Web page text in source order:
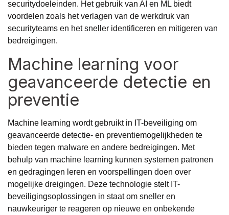
securitydoeleinden. Het gebruik van AI en ML biedt
voordelen zoals het verlagen van de werkdruk van
securityteams en het sneller identificeren en mitigeren van
bedreigingen.
Machine learning voor
geavanceerde detectie en
preventie
Machine learning wordt gebruikt in IT-beveiliging om
geavanceerde detectie- en preventiemogelijkheden te
bieden tegen malware en andere bedreigingen. Met
behulp van machine learning kunnen systemen patronen
en gedragingen leren en voorspellingen doen over
mogelijke dreigingen. Deze technologie stelt IT-
beveiligingsoplossingen in staat om sneller en
nauwkeuriger te reageren op nieuwe en onbekende